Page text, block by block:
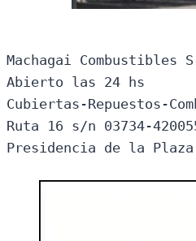
Machagai Combustibles
Abierto las 24 hs
Cubiertas-Repuestos-
Ruta 16 s/n 03734-
Presidencia de la Plaza